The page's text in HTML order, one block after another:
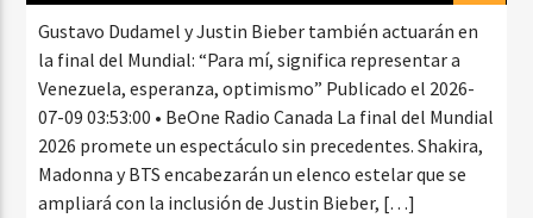
Gustavo Dudamel y Justin Bieber también actuarán en
la final del Mundial: “Para mí, significa representar a
Venezuela, esperanza, optimismo” Publicado el 2026-
07-09 03:53:00 • BeOne Radio Canada La final del Mundial
2026 promete un espectáculo sin precedentes. Shakira,
Madonna y BTS encabezarán un elenco estelar que se
ampliará con la inclusión de Justin Bieber, […]